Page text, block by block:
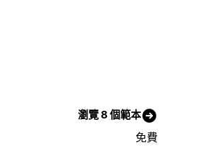
瀏覽 8 個範本
免費